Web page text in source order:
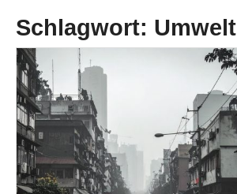
Schlagwort: Umwelt